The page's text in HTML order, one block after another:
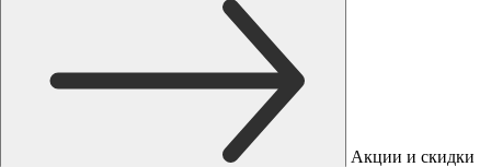
Акции и скидки